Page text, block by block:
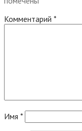
Комментарий *
Имя *